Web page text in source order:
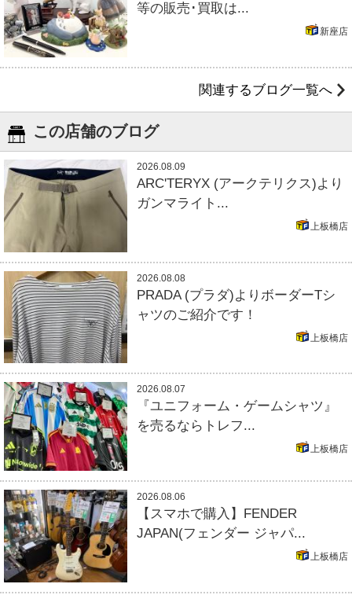
等の販売･買取は...
新座店
関連するブログ一覧へ
この店舗のブログ
2026.08.09
ARC'TERYX (アークテリクス)より
ガンマライト...
上板橋店
2026.08.08
PRADA (プラダ)よりボーダーTシ
ャツのご紹介です！
上板橋店
2026.08.07
『ユニフォーム・ゲームシャツ』
を売るならトレフ...
上板橋店
2026.08.06
【スマホで購入】FENDER
JAPAN(フェンダー ジャパ...
上板橋店